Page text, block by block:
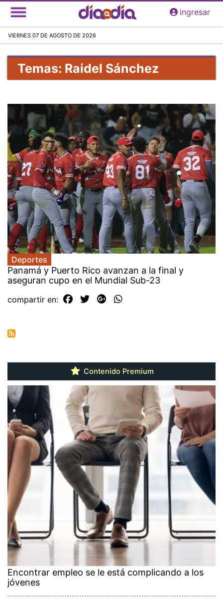
Pasar
al
principal
ingresar
VIERNES 07 DE AGOSTO DE 2026
Temas: Raidel Sánchez
Deportes
Panamá y Puerto Rico avanzan a la final y
aseguran cupo en el Mundial Sub-23
compartir en:
Contenido Premium
Encontrar empleo se le está complicando a los
jóvenes